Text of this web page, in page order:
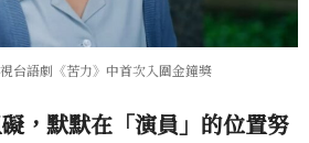
台語劇《苦力》中首次入圍金鐘獎
，默默在「演員」的位置努